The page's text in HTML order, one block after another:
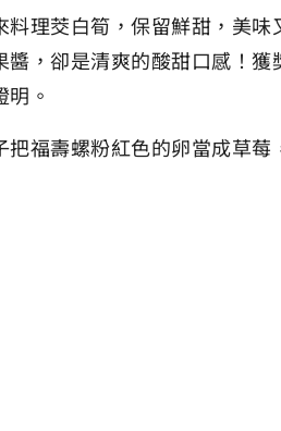
理茭白筍，保留鮮甜，美
，卻是清爽的酸甜口感！
。
福壽螺粉紅色的卵當成草